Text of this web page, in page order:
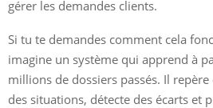
gérer les demandes clients.
Si tu te demandes comment cela
imagine un système qui apprend à
millions de dossiers passés. Il
des situations, détecte des écarts et